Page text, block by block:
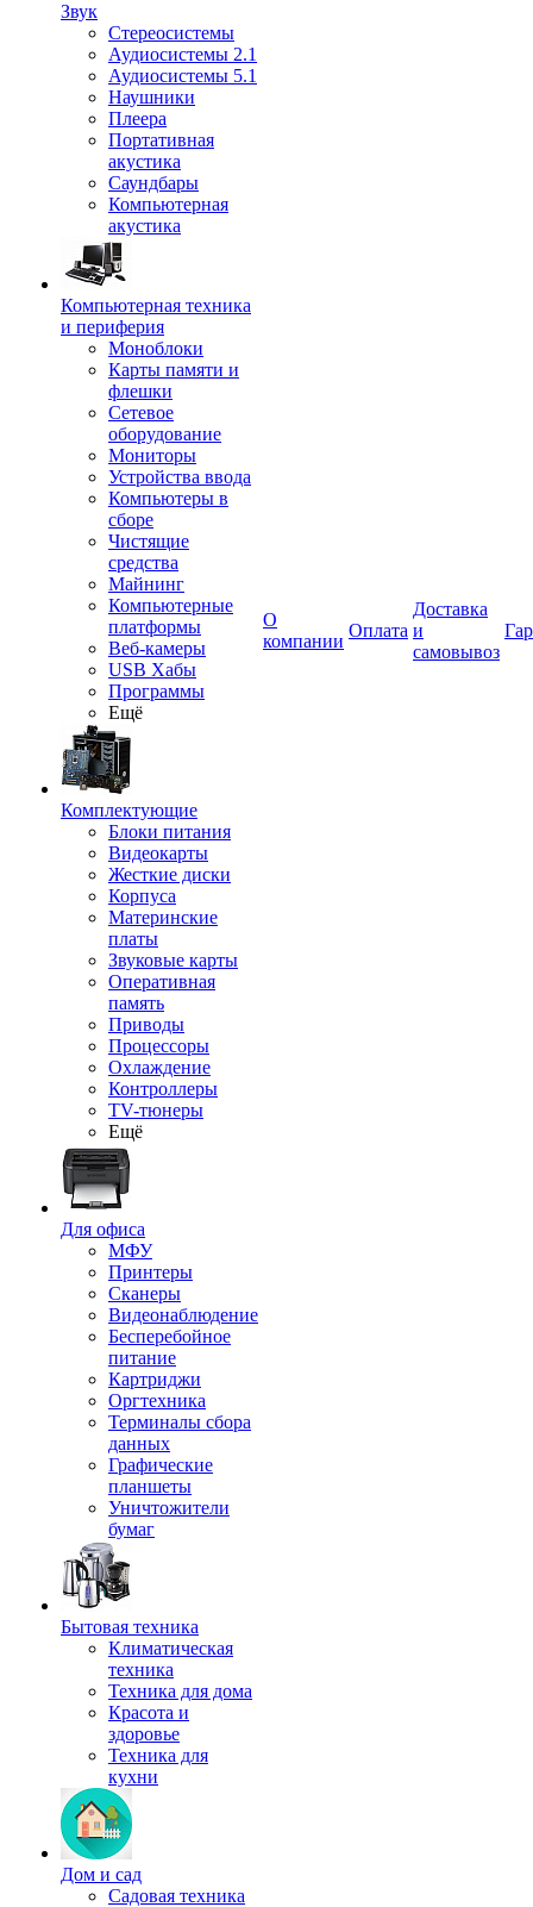
Звук
Стереосистемы
Аудиосистемы 2.1
Аудиосистемы 5.1
Наушники
Плеера
Портативная
акустика
Саундбары
Компьютерная
акустика
Компьютерная техника
и периферия
Моноблоки
Карты памяти и
флешки
Сетевое
оборудование
Мониторы
Устройства ввода
Компьютеры в
сборе
Чистящие
средства
Майнинг
Компьютерные
платформы
Веб-камеры
USB Хабы
Программы
Ещё
Комплектующие
Блоки питания
Видеокарты
Жесткие диски
Корпуса
Материнские
платы
Звуковые карты
Оперативная
память
Приводы
Процессоры
Охлаждение
Контроллеры
TV-тюнеры
Ещё
Для офиса
МФУ
Принтеры
Сканеры
Видеонаблюдение
Бесперебойное
питание
Картриджи
Оргтехника
Терминалы сбора
данных
Графические
планшеты
Уничтожители
бумаг
Бытовая техника
Климатическая
техника
Техника для дома
Красота и
здоровье
Техника для
кухни
Дом и сад
Садовая техника
О
компании
Оплата
Доставка
и
самовывоз